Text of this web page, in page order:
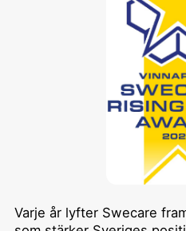
Varje år lyfter Swecare